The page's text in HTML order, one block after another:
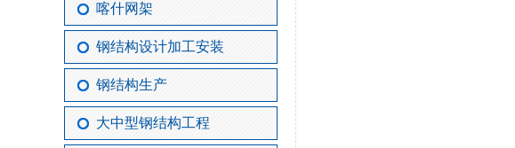
喀什网架
钢结构设计加工安装
钢结构生产
大中型钢结构工程